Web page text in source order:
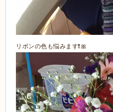
リボンの色も悩みます❗️🎀